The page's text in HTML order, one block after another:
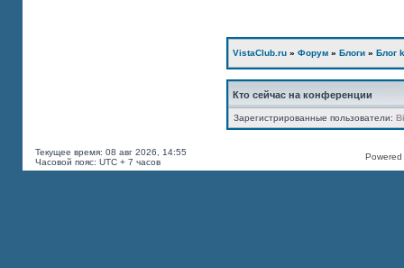
VistaClub.ru » Форум » Блоги » Блог
Кто сейчас на конференции
Зарегистрированные пользователи:
Текущее время: 08 авг 2026, 14:55
Часовой пояс: UTC + 7 часов